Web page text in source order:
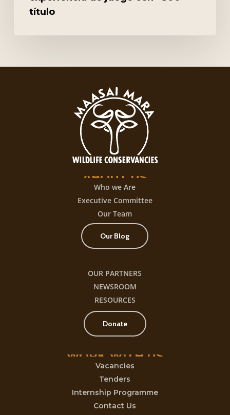
casino
una
título
ABOUT US
Who we Are
Executive Committee
Our Team
Our Blog
OUR PARTNERS
NEWSROOM
RESOURCES
Donate
WORK WITH US
Vacancies
Tenders
Internship Programme
Contact Us